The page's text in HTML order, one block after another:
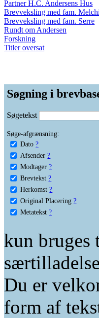
Partner H.C. Andersens Hus
Brevveksling med fam.
Brevveksling med fam. Serre
Rundt om Andersen
Forskning
Titler oversat
Søgning i
Søgetekst
Søge-afgrænsning:
Dato ?
Afsender ?
Modtager ?
Brevtekst ?
Herkomst ?
Original Placering ?
Metatekst ?
kun bruges
Du er
form af